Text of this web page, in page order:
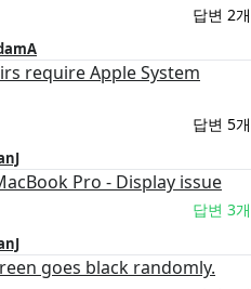
답변 2개
require Apple System
답변 5개
Pro - Display issue
답변 3개
goes black randomly.